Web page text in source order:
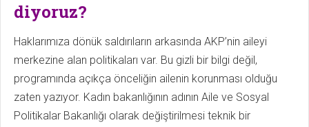
diyoruz?
Haklarımıza dönük saldırıların arkasında AKP’nin aileyi
merkezine alan politikaları var. Bu gizli bir bilgi değil,
programında açıkça önceliğin ailenin korunması olduğu
zaten yazıyor. Kadın bakanlığının adının Aile ve Sosyal
Politikalar Bakanlığı olarak değiştirilmesi teknik bir